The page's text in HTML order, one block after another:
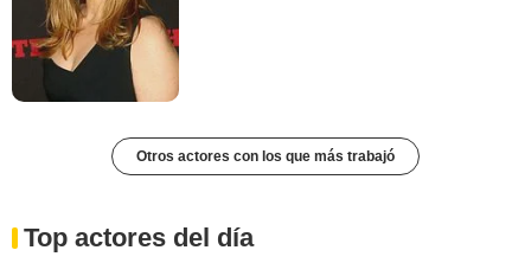
Otros actores con los que más trabajó
Top actores del día